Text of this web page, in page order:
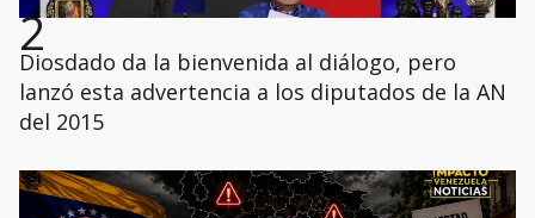
2
Diosdado da la bienvenida al diálogo, pero
lanzó esta advertencia a los diputados de la AN
del 2015